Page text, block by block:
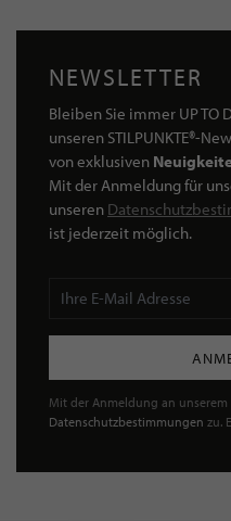
NEWSLETTER
Bleiben Sie immer UP TO
unseren STILPUNKTE®-
von exklusiven
Mit der Anmeldung für
unseren
ist jederzeit möglich.
Mit der Anmeldung an
Datenschutzbestimmungen zu.